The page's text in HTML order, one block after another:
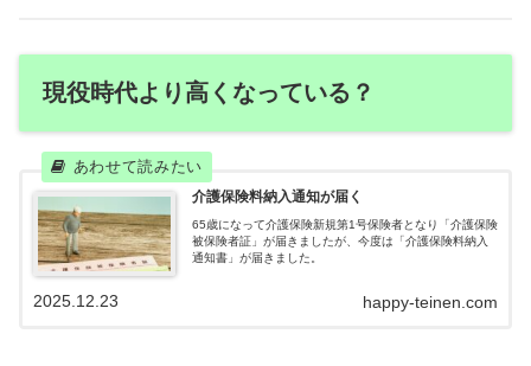
現役時代より高くなっている？
介護保険料納入通知が届く
65歳になって介護保険新規第1号保険者となり「介護保険
被保険者証」が届きましたが、今度は「介護保険料納入
通知書」が届きました。
happy-teinen.com
2025.12.23